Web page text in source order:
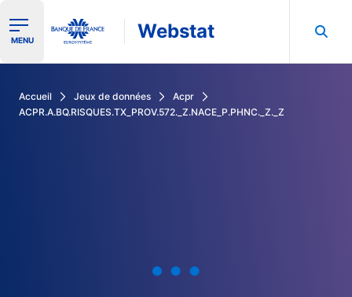
Ouvrir le menu de navigation
MENU Webstat
Accueil Jeux de données
Acpr
ACPR.A.BQ.RISQUES.TX_PROV.572._Z.NACE_P.PHNC._Z._Z